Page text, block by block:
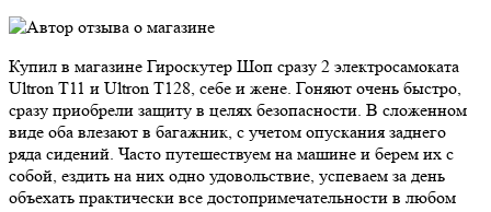
Купил в магазине Гироскутер Шоп сразу 2 электросамоката
Ultron T11 и Ultron T128, себе и жене. Гоняют очень быстро,
сразу приобрели защиту в целях безопасности. В сложенном
виде оба влезают в багажник, с учетом опускания заднего
ряда сидений. Часто путешествуем на машине и берем их с
собой, ездить на них одно удовольствие, успеваем за день
объехать практически все достопримечательности в любом